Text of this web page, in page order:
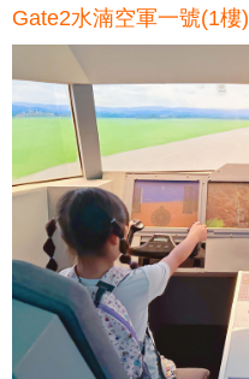
Gate2水湳空軍一號(1樓)